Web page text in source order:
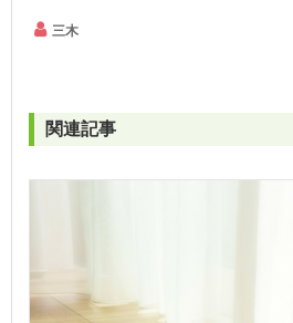
三木
関連記事